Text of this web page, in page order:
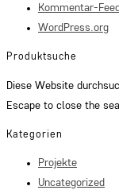
Kommentar-Feed
WordPress.org
Produktsuche
Diese Website
Escape to close the
Kategorien
Projekte
Uncategorized